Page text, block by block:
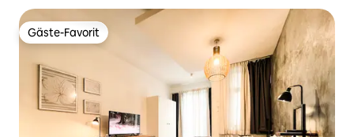
Gäste-Favorit
Gäste-Favorit